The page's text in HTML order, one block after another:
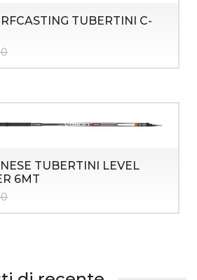
TUBERTINI C-
TUBERTINI LEVEL
6MT